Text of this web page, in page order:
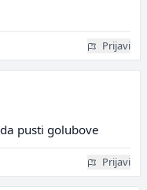
Prijavi
pusti golubove
Prijavi